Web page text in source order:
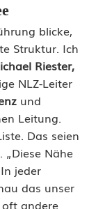
blicke,
Struktur. Ich
Riester,
NLZ-Leiter
und
Leitung.
Das seien
„Diese Nähe
jeder
das unser
andere